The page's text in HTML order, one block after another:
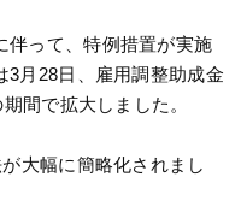
伴って、特例措置が実施
3月28日、雇用調整助成金
期間で拡大しました。
大幅に簡略化されまし